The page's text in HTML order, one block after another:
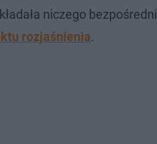
niczego
rozjaśnienia.